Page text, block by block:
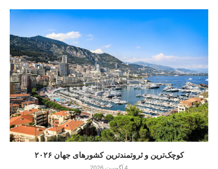
کوچک‌ترین و ثروتمندترین کشورهای جهان ۲۰۲۶